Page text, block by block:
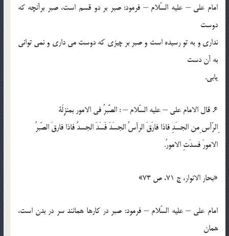
امام علي – عليه السّلام – فرمود: صبر بر دو قسم است، صبر برآنچه كه
دوست
نداري و به تو رسيده است و صبر بر چيزي كه دوست مي داري و نمي تواني
به آن دست
يابي.
6. قال الامام علي – عليه السّلام – : الصَّبرُ في الامور بمنزِلَة
ِالرّأس ِمن الجسَدِ فاذا فارَقَ الرأسُ الجسَدَ فَسَدَ الجسدُ فاذا فارقَ الصّبرُ
الامورَ فسدَتِ الامورُ.
«بحار الانوار، ج 71، ص 73»
امام علي – عليه السّلام – فرمود: صبر در كارها همانند سر در بدن است،
همان